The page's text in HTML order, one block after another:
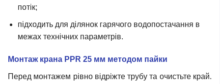
потік;
підходить для ділянок гарячого водопостачання в
межах технічних параметрів.
Монтаж крана PPR 25 мм методом пайки
Перед монтажем рівно відріжте трубу та очистьте край.